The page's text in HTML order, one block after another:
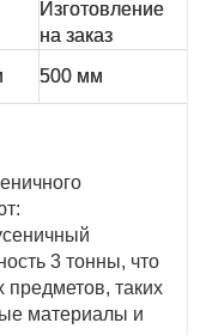
Изготовление
на заказ
500 мм
3 тонны, что
предметов, таких
материалы и